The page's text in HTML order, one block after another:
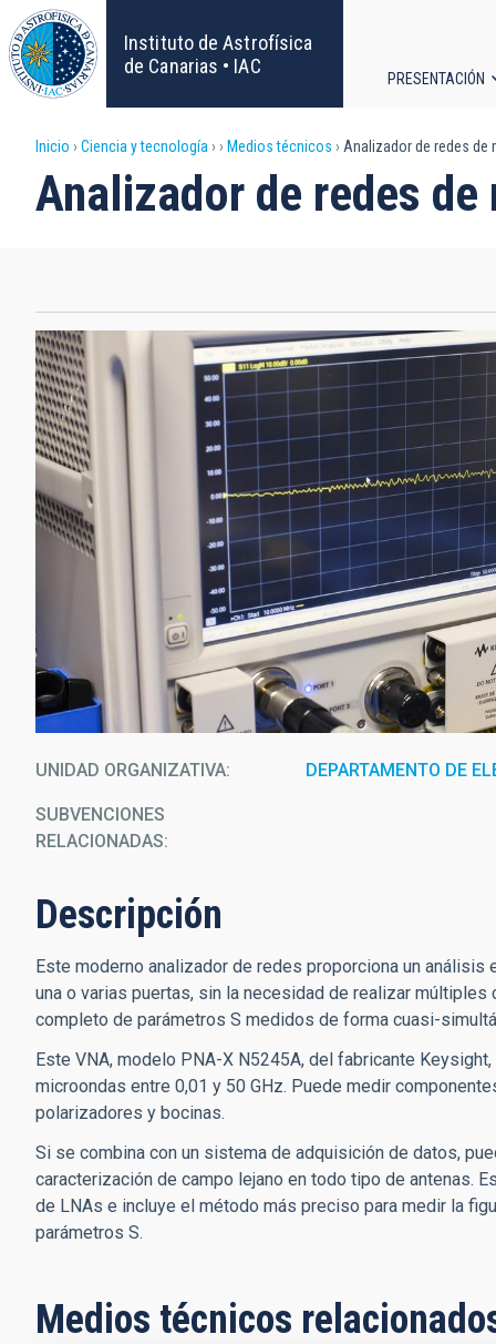
Pasar
al
contenido
principal
Instituto de Astrofísica
de Canarias • IAC
principal
PRESENTACIÓN
Sobrescribir
enlaces
ayuda
a
la
navegación
Inicio Ciencia y tecnología Medios técnicos Analizador de redes de
Analizador de redes de
UNIDAD ORGANIZATIVA DEPARTAMENTO DE
SUBVENCIONES
RELACIONADAS:
Descripción
Este moderno analizador de redes proporciona un
una o varias puertas, sin la necesidad de realizar
completo de parámetros S medidos de forma cuasi-
Este VNA, modelo PNA-X N5245A, del fabricante
microondas entre 0,01 y 50 GHz. Puede medir
polarizadores y bocinas.
Si se combina con un sistema de adquisición de datos,
caracterización de campo lejano en todo tipo de antenas.
de LNAs e incluye el método más preciso para medir la
parámetros S.
Medios técnicos